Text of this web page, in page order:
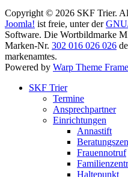
Copyright © 2026 SKF Trier.
Joomla! ist freie, unter der
Software. Die Wortbildmarke
Marken-Nr. 302 016 026 026
markenamtes.
Powered by Warp Theme
SKF Trier
Termine
Ansprechpartner
Einrichtungen
Annastift
Frauennotruf
Haltepunkt